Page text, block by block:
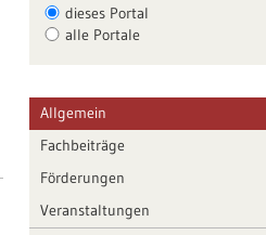
dieses Portal
alle Portale
Allgemein
Fachbeiträge
Förderungen
Veranstaltungen